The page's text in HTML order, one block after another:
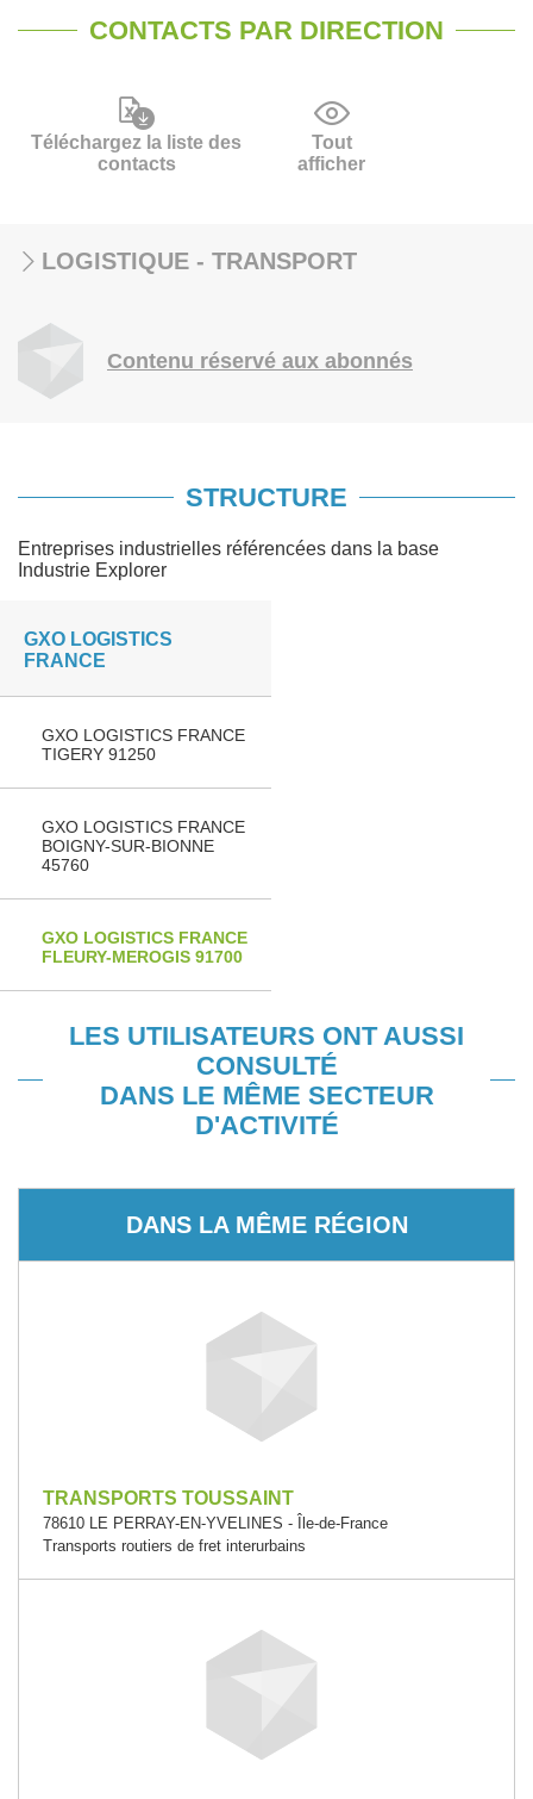
CONTACTS PAR DIRECTION
Téléchargez la liste des
contacts
Tout
afficher
LOGISTIQUE - TRANSPORT
Contenu réservé aux abonnés
STRUCTURE
Entreprises industrielles référencées dans la base
Industrie Explorer
GXO LOGISTICS
FRANCE
GXO LOGISTICS FRANCE
TIGERY 91250
GXO LOGISTICS FRANCE
BOIGNY-SUR-BIONNE
45760
GXO LOGISTICS FRANCE
FLEURY-MEROGIS 91700
LES UTILISATEURS ONT AUSSI
CONSULTÉ
DANS LE MÊME SECTEUR
D'ACTIVITÉ
DANS LA MÊME RÉGION
TRANSPORTS TOUSSAINT
78610 LE PERRAY-EN-YVELINES - Île-de-France
Transports routiers de fret interurbains